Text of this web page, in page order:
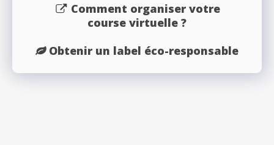
Comment organiser votre
course virtuelle ?
Obtenir un label éco-responsable